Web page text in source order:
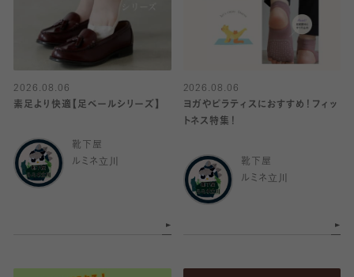
2026.08.06
素足より快適【足ベールシリーズ】
靴下屋
ルミネ立川
2026.08.06
ヨガやピラティスにおすすめ！フィッ
トネス特集！
靴下屋
ルミネ立川